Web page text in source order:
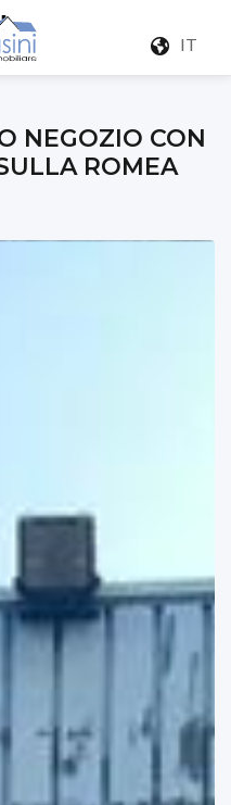
IT
NEGOZIO CON
ROMEA